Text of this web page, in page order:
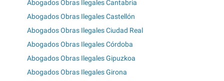
Abogados Obras Ilegales Cantabria
Abogados Obras Ilegales Castellón
Abogados Obras Ilegales Ciudad Real
Abogados Obras Ilegales Córdoba
Abogados Obras Ilegales Gipuzkoa
Abogados Obras Ilegales Girona